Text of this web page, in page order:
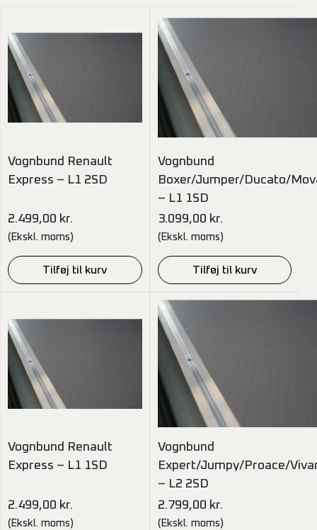
Vognbund Renault
Express – L1 2SD
2.499,00 kr.
(Ekskl. moms)
Tilføj til kurv
Vognbund
Boxer/Jumper/Ducato/
– L1 1SD
3.099,00 kr.
(Ekskl. moms)
Tilføj til kurv
Vognbund Renault
Express – L1 1SD
2.499,00 kr.
(Ekskl. moms)
Vognbund
Expert/Jumpy/Proace/
– L2 2SD
2.799,00 kr.
(Ekskl. moms)